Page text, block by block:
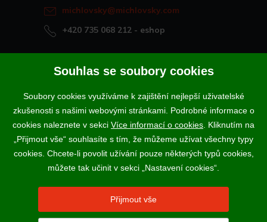
michlovsky@michlovsky.com
+420 735 068 212 - eshop
Naše vína offline
Vinotéka Rakvice
>
Vinotéky a degustační centra
>
Podle zákona o evidenci tržeb je prodávající povinen vystavit
kupujícímu účtenku. Zároveň je povinen zaevidovat přijatou tržbu u
správce daně online; v případě technického výpadku pak nejpozději do
Vína a sekty prodáváme výhradně osobám starším 18-ti let.
Souhlas se soubory cookies
Soubory cookies využíváme k zajištění nejlepší uživatelské
zkušenosti s našimi webovými stránkami. Podrobné informace o
cookies naleznete v sekci Více informací o cookies . Kliknutím na
„Přijmout vše“ souhlasíte s tím, že můžeme užívat všechny typy
cookies. Chcete-li povolit užívání pouze některých typů cookies,
můžete tak učinit v sekci „Nastavení cookies“.
Přijmout vše